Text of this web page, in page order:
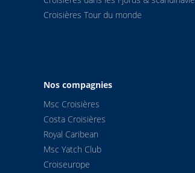
Croisières Tour du monde
Nos compagnies
Msc Croisières
Costa Croisières
Royal Caribean
Msc Yatch Club
Croiseurope